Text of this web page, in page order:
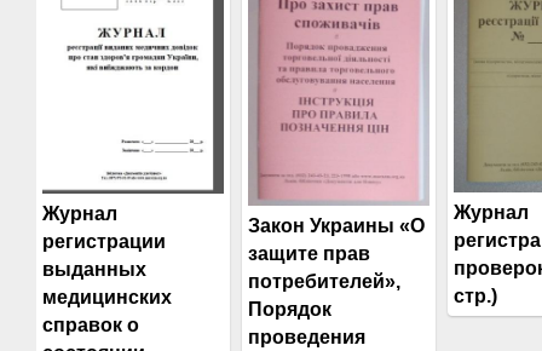
Журнал
регистрации
выданных
медицинских
справок о
Закон Украины «О
защите прав
потребителей»,
Порядок
проведения
Журнал
стр.)